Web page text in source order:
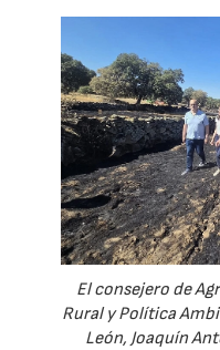
El consejero de
Rural y Política
León, Joaquín